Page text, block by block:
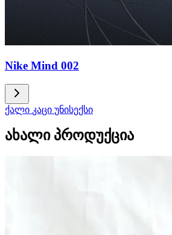
Nike Mind 002
ქალი კაცი უნისექსი
ახალი პროდუქცია